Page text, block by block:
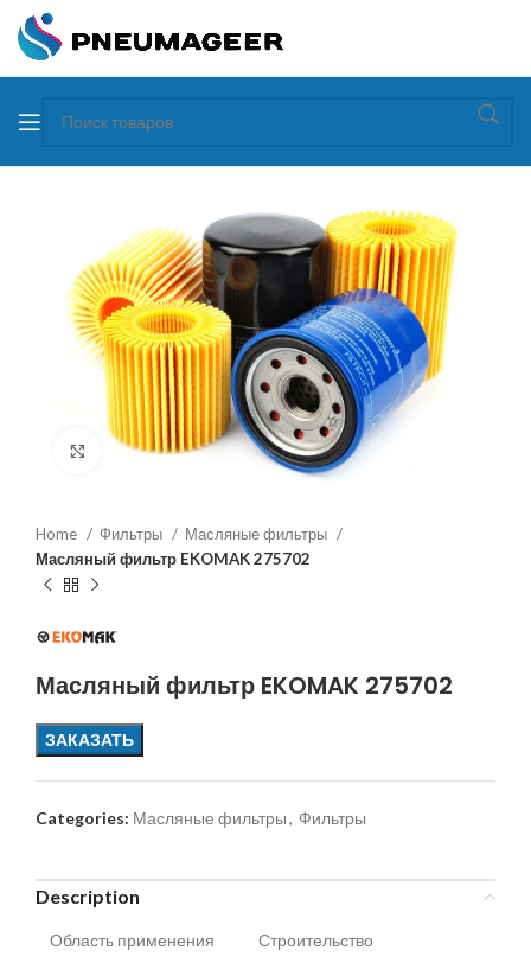
Увеличить
Home Фильтры
Масляные фильтры
Масляный фильтр EKOMAK 275702
Масляный фильтр EKOMAK 275702
ЗАКАЗАТЬ
Categories: Масляные фильтры, Фильтры
Description
Область применения Строительство